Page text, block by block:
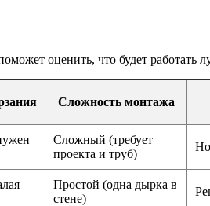
оценить, что будет работать
Сложность монтажа
Сложный (требует
проекта и труб)
Простой (одна дырка в
стене)